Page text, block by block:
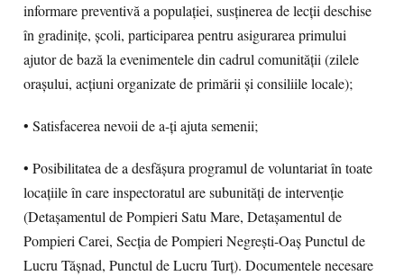
informare preventivă a populaţiei, susţinerea de lecţii deschise
în gradiniţe, şcoli, participarea pentru asigurarea primului
ajutor de bază la evenimentele din cadrul comunităţii (zilele
oraşului, acţiuni organizate de primării şi consiliile locale);
• Satisfacerea nevoii de a-ţi ajuta semenii;
• Posibilitatea de a desfăşura programul de voluntariat în toate
locaţiile în care inspectoratul are subunităţi de intervenţie
(Detaşamentul de Pompieri Satu Mare, Detaşamentul de
Pompieri Carei, Secţia de Pompieri Negreşti-Oaş Punctul de
Lucru Tăşnad, Punctul de Lucru Turţ). Documentele necesare